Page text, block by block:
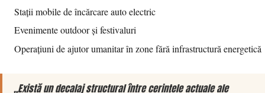
Stații mobile de încărcare auto electric
Evenimente outdoor și festivaluri
Operațiuni de ajutor umanitar în zone fără infrastructură energetică
„Există un decalaj structural între cerințele actuale ale